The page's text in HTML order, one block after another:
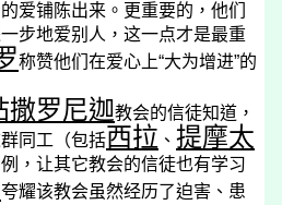
爱铺陈出来。更重要的，他们
步地爱别人，这一点才是最重
称赞他们在爱心上“大为增进”的
撒罗尼迦教会的信徒知道，
同工（包括西拉 、 提摩太
，让其它教会的信徒也有学习
夸耀该教会虽然经历了迫害、患